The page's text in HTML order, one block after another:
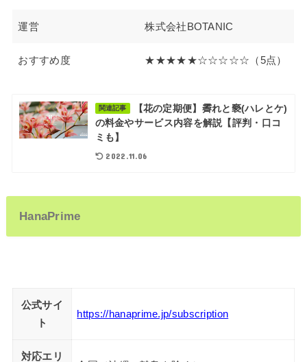
運営 株式会社BOTANIC
おすすめ度 ★★★★★☆☆☆☆☆（5点）
関連記事
【花の定期便】霽れと褻(ハレとケ)
の料金やサービス内容を解説【評判・口コ
ミも】
2022.11.06
HanaPrime
公式サイ
ト
https://hanaprime.jp/subscription
対応エリ